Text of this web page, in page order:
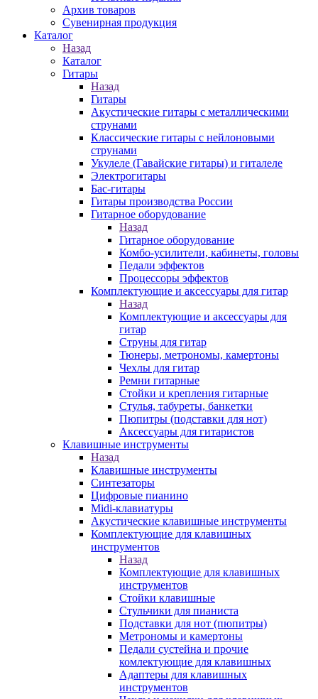
Архив товаров
Сувенирная продукция
Каталог
Назад
Каталог
Гитары
Назад
Гитары
Акустические гитары с металлическими
струнами
Классические гитары с нейлоновыми
струнами
Укулеле (Гавайские гитары) и гиталеле
Электрогитары
Бас-гитары
Гитары производства России
Гитарное оборудование
Назад
Гитарное оборудование
Комбо-усилители, кабинеты, головы
Педали эффектов
Процессоры эффектов
Комплектующие и аксессуары для гитар
Назад
Комплектующие и аксессуары для
гитар
Струны для гитар
Тюнеры, метрономы, камертоны
Чехлы для гитар
Ремни гитарные
Стойки и крепления гитарные
Стулья, табуреты, банкетки
Пюпитры (подставки для нот)
Аксессуары для гитаристов
Клавишные инструменты
Назад
Клавишные инструменты
Синтезаторы
Цифровые пианино
Midi-клавиатуры
Акустические клавишные инструменты
Комплектующие для клавишных
инструментов
Назад
Комплектующие для клавишных
инструментов
Стойки клавишные
Стульчики для пианиста
Подставки для нот (пюпитры)
Метрономы и камертоны
Педали сустейна и прочие
комлектующие для клавишных
Адаптеры для клавишных
инструментов